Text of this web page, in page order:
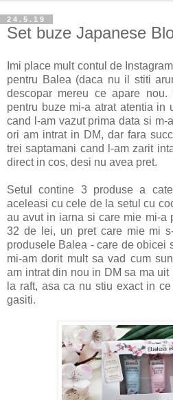
24.5.19
Set buze Japanese
Imi place mult contul de
pentru Balea (daca nu il stiti
descopar mereu ce apare nou.
pentru buze mi-a atrat atentia in
cand l-am vazut prima data si m-
ori am intrat in DM, dar fara
trei saptamani cand l-am zarit
direct in cos, desi nu avea pret.
Setul contine 3 produse a
aceleasi cu cele de la setul cu
au avut in iarna si care mie mi-a
32 de lei, un pret care mie mi
produsele Balea - care de obicei
mi-am dorit mult sa vad cum
am intrat din nou in DM sa ma
la raft, asa ca nu stiu exact in
gasiti.